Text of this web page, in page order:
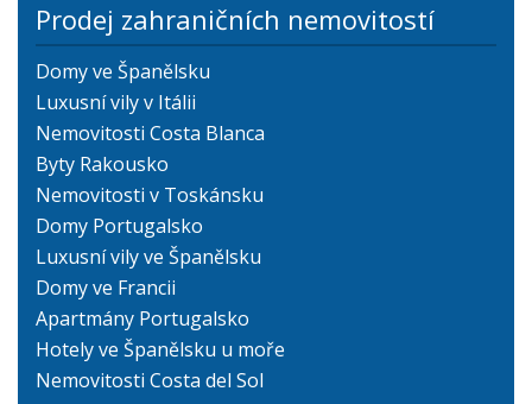
Prodej zahraničních nemovitostí
Domy ve Španělsku
Luxusní vily v Itálii
Nemovitosti Costa Blanca
Byty Rakousko
Nemovitosti v Toskánsku
Domy Portugalsko
Luxusní vily ve Španělsku
Domy ve Francii
Apartmány Portugalsko
Hotely ve Španělsku u moře
Nemovitosti Costa del Sol